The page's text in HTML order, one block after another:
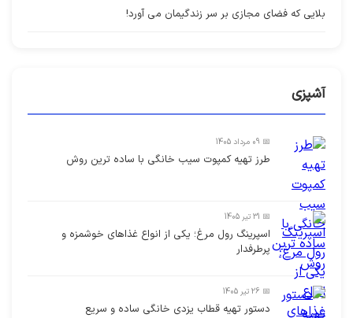
بلایی که فضای مجازی بر سر زندگیمان می آورد!
آشپزی
📅 09 مرداد 1405
طرز تهیه کمپوت سیب خانگی با ساده ترین روش
📅 31 تیر 1405
اسپرینگ رول مرغ؛ یکی از انواع غذاهای خوشمزه و
پرطرفدار
📅 26 تیر 1405
دستور تهیه قطاب یزدی خانگی ساده و سریع